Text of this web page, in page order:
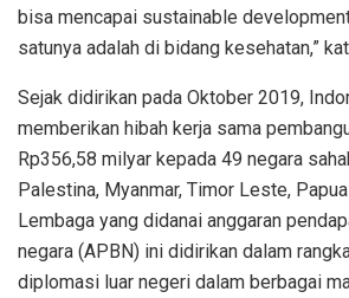
bisa mencapai sustainable
satunya adalah di bidang kesehatan,”
Sejak didirikan pada Oktober 2019,
memberikan hibah kerja sama
Rp356,58 milyar kepada 49 negara
Palestina, Myanmar, Timor Leste,
Lembaga yang didanai anggaran
negara (APBN) ini didirikan dalam
diplomasi luar negeri dalam berbagai